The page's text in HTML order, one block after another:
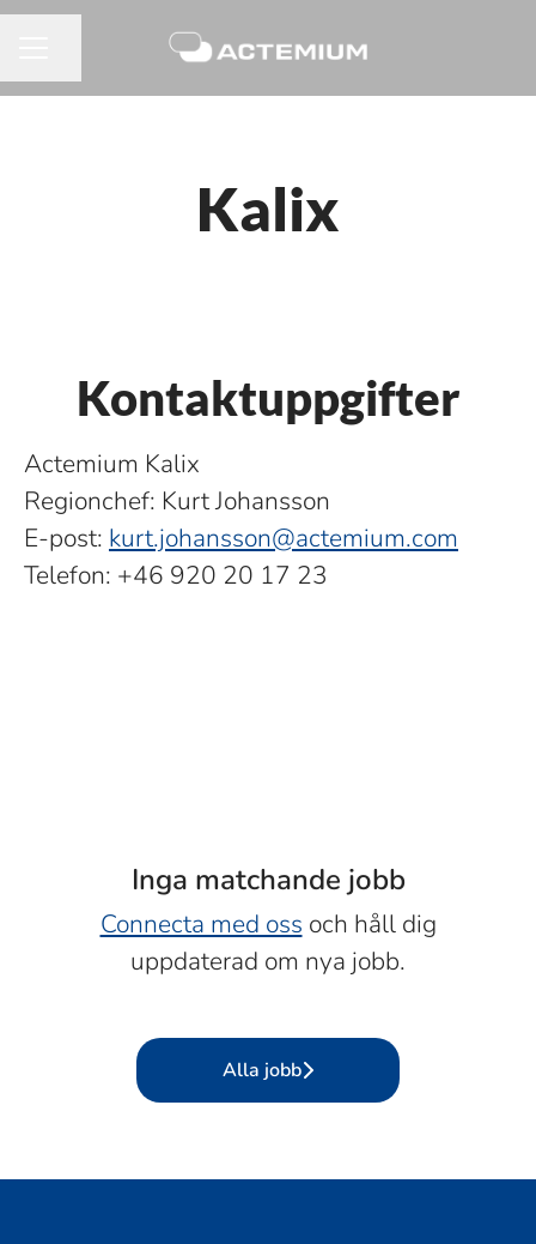
Kalix
Kontaktuppgifter
Actemium Kalix
Regionchef: Kurt Johansson
E-post: kurt.johansson@actemium.com
Telefon: +46 920 20 17 23
Inga matchande jobb
Connecta med oss och håll dig
uppdaterad om nya jobb.
Alla jobb